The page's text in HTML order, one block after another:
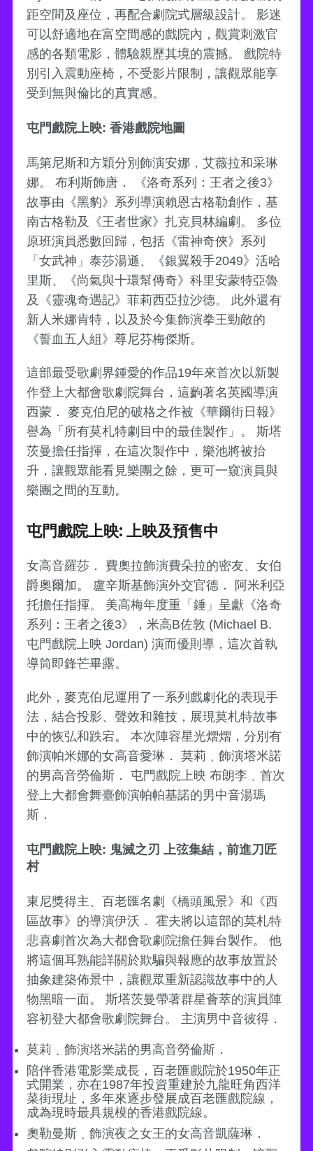
距空間及座位，再配合劇院式層級設計。 影迷
可以舒適地在富空間感的戲院內，觀賞刺激官
感的各類電影，體驗親歷其境的震撼。 戲院特
別引入震動座椅，不受影片限制，讓觀眾能享
受到無與倫比的真實感。
屯門戲院上映: 香港戲院地圖
馬第尼斯和方穎分別飾演安娜，艾薇拉和采琳
娜。 布利斯飾唐． 《洛奇系列：王者之後3》
故事由《黑豹》系列導演賴恩古格勒創作，基
南古格勒及《王者世家》扎克貝林編劇。 多位
原班演員悉數回歸，包括《雷神奇俠》系列
「女武神」泰莎湯遜、《銀翼殺手2049》活哈
里斯、《尚氣與十環幫傳奇》科里安蒙特亞魯
及《靈魂奇遇記》菲莉西亞拉沙德。 此外還有
新人米娜肯特，以及於今集飾演拳王勁敵的
《誓血五人組》尊尼芬梅傑斯。
這部最受歌劇界鍾愛的作品19年來首次以新製
作登上大都會歌劇院舞台，這齣著名英國導演
西蒙． 麥克伯尼的破格之作被《華爾街日報》
譽為「所有莫札特劇目中的最佳製作」。 斯塔
茨曼擔任指揮，在這次製作中，樂池將被抬
升，讓觀眾能看見樂團之餘，更可一窺演員與
樂團之間的互動。
屯門戲院上映: 上映及預售中
女高音羅莎． 費奧拉飾演費朵拉的密友、女伯
爵奧爾加。 盧辛斯基飾演外交官德． 阿米利亞
托擔任指揮。 美高梅年度重「錘」呈獻《洛奇
系列：王者之後3》，米高B佐敦 (Michael B.
屯門戲院上映 Jordan) 演而優則導，這次首執
導筒即鋒芒畢露。
此外，麥克伯尼運用了一系列戲劇化的表現手
法，結合投影、聲效和雜技，展現莫札特故事
中的恢弘和跌宕。 本次陣容星光熠熠，分別有
飾演帕米娜的女高音愛琳． 莫莉﹑飾演塔米諾
的男高音勞倫斯． 屯門戲院上映 布朗李﹑首次
登上大都會舞臺飾演帕帕基諾的男中音湯瑪
斯．
屯門戲院上映: 鬼滅之刃 上弦集結，前進刀匠
村
東尼獎得主、百老匯名劇《橋頭風景》和《西
區故事》的導演伊沃． 霍夫將以這部的莫札特
悲喜劇首次為大都會歌劇院擔任舞台製作。 他
將這個耳熟能詳關於欺騙與報應的故事放置於
抽象建築佈景中，讓觀眾重新認識故事中的人
物黑暗一面。 斯塔茨曼帶著群星薈萃的演員陣
容初登大都會歌劇院舞台。 主演男中音彼得．
莫莉﹑飾演塔米諾的男高音勞倫斯．
陪伴香港電影業成長，百老匯戲院於1950年正
式開業，亦在1987年投資重建於九龍旺角西洋
菜街現址，多年來逐步發展成百老匯戲院線，
成為現時最具規模的香港戲院線。
奧勒曼斯﹑飾演夜之女王的女高音凱薩琳．